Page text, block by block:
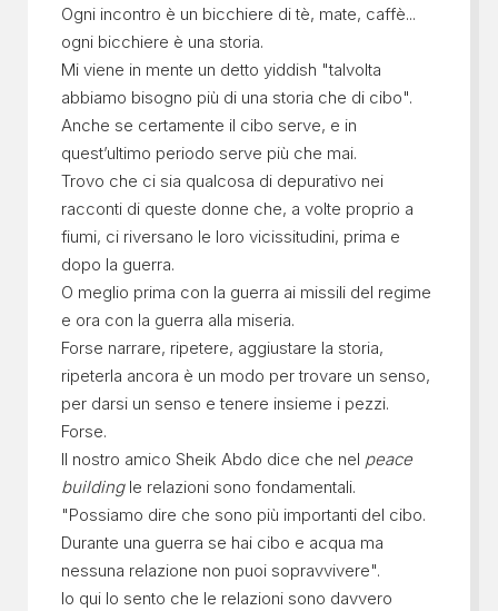
Ogni incontro è un bicchiere di tè, mate, caffè...
ogni bicchiere è una storia.
Mi viene in mente un detto yiddish "talvolta
abbiamo bisogno più di una storia che di cibo".
Anche se certamente il cibo serve, e in
quest’ultimo periodo serve più che mai.
Trovo che ci sia qualcosa di depurativo nei
racconti di queste donne che, a volte proprio a
fiumi, ci riversano le loro vicissitudini, prima e
dopo la guerra.
O meglio prima con la guerra ai missili del regime
e ora con la guerra alla miseria.
Forse narrare, ripetere, aggiustare la storia,
ripeterla ancora è un modo per trovare un senso,
per darsi un senso e tenere insieme i pezzi.
Forse.
Il nostro amico Sheik Abdo dice che nel peace
buildingle relazioni sono fondamentali.
"Possiamo dire che sono più importanti del cibo.
Durante una guerra se hai cibo e acqua ma
nessuna relazione non puoi sopravvivere".
Io qui lo sento che le relazioni sono davvero